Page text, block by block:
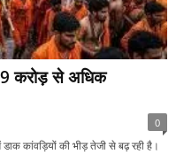
करोड़ से अधिक
0
डाक कांवड़ियों की भीड़ तेजी से बढ़ रही है।